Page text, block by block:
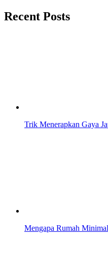
Recent Posts
Trik Menerapkan Gaya
Mengapa Rumah